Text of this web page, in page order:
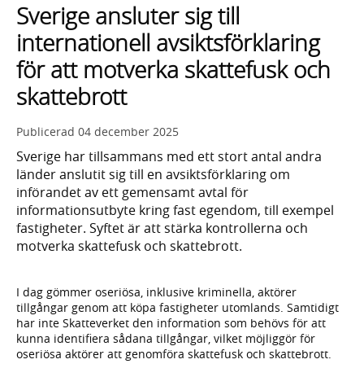
lista
med
sökförslag
Sverige ansluter sig till
internationell avsiktsförklaring
för att motverka skattefusk och
skattebrott
Publicerad 04 december 2025
Sverige har tillsammans med ett stort antal andra
länder anslutit sig till en avsiktsförklaring om
införandet av ett gemensamt avtal för
informationsutbyte kring fast egendom, till exempel
fastigheter. Syftet är att stärka kontrollerna och
motverka skattefusk och skattebrott.
I dag gömmer oseriösa, inklusive kriminella, aktörer
tillgångar genom att köpa fastigheter utomlands. Samtidigt
har inte Skatteverket den information som behövs för att
kunna identifiera sådana tillgångar, vilket möjliggör för
oseriösa aktörer att genomföra skattefusk och skattebrott.